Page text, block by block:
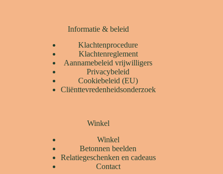
Informatie & beleid
Klachtenprocedure
Klachtenreglement
Aannamebeleid vrijwilligers
Privacybeleid
Cookiebeleid (EU)
Cliënttevredenheidsonderzoek
Winkel
Winkel
Betonnen beelden
Relatiegeschenken en cadeaus
Contact